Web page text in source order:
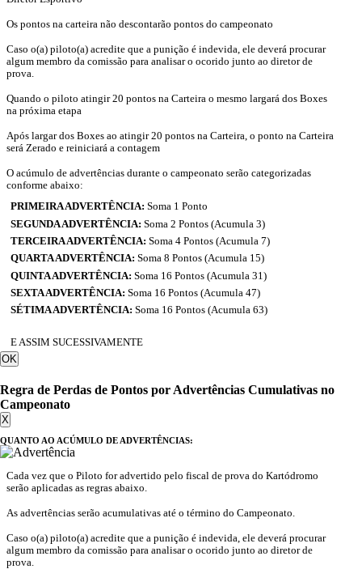
Os pontos na carteira não descontarão pontos do campeonato
Caso o(a) piloto(a) acredite que a punição é indevida, ele deverá procurar
algum membro da comissão para analisar o ocorido junto ao diretor de
prova.
Quando o piloto atingir 20 pontos na Carteira o mesmo largará dos Boxes
na próxima etapa
Após largar dos Boxes ao atingir 20 pontos na Carteira, o ponto na Carteira
será Zerado e reiniciará a contagem
O acúmulo de advertências durante o campeonato serão categorizadas
conforme abaixo:
PRIMEIRA ADVERTÊNCIA:Soma 1 Ponto
SEGUNDA ADVERTÊNCIA:Soma 2 Pontos (Acumula 3)
TERCEIRA ADVERTÊNCIA:Soma 4 Pontos (Acumula 7)
QUARTA ADVERTÊNCIA:Soma 8 Pontos (Acumula 15)
QUINTA ADVERTÊNCIA:Soma 16 Pontos (Acumula 31)
SEXTA ADVERTÊNCIA:Soma 16 Pontos (Acumula 47)
SÉTIMA ADVERTÊNCIA:Soma 16 Pontos (Acumula 63)
E ASSIM SUCESSIVAMENTE
OK
Regra de Perdas de Pontos por Advertências Cumulativas no
Campeonato
X
QUANTO AO ACÚMULO DE ADVERTÊNCIAS:
Cada vez que o Piloto for advertido pelo fiscal de prova do Kartódromo
serão aplicadas as regras abaixo.
As advertências serão acumulativas até o término do Campeonato.
Caso o(a) piloto(a) acredite que a punição é indevida, ele deverá procurar
algum membro da comissão para analisar o ocorido junto ao diretor de
prova.